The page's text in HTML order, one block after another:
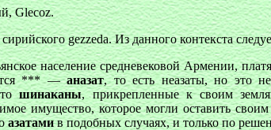
Glecoz.
gezzeda. Из данного контекста
население средневековой Армении,
*** —аназат, то есть неазаты, но это
шинаканы, прикрепленные к своим
имущество, которое могли оставить
азатамив подобных случаях, и только по